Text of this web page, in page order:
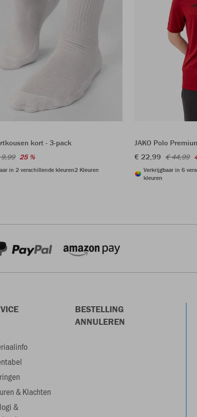
kort - 3-pack
25 %
in 2 verschillende kleuren2 Kleuren
JAKO Polo
€ 22,99 € 44,99
Verkrijgbaar in 6
kleuren
& Klachten
&
BESTELLING
ANNULEREN